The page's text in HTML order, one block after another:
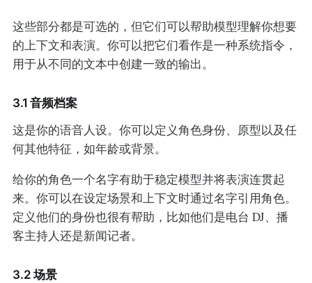
这些部分都是可选的，但它们可以帮助模型理解你想要
的上下文和表演。你可以把它们看作是一种系统指令，
用于从不同的文本中创建一致的输出。
3.1 音频档案
这是你的语音人设。你可以定义角色身份、原型以及任
何其他特征，如年龄或背景。
给你的角色一个名字有助于稳定模型并将表演连贯起
来。你可以在设定场景和上下文时通过名字引用角色。
定义他们的身份也很有帮助，比如他们是电台 DJ、播
客主持人还是新闻记者。
3.2 场景